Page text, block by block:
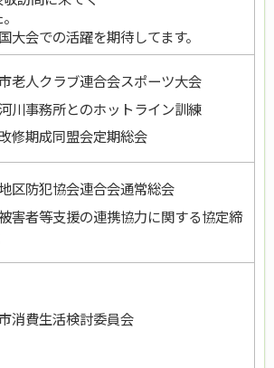
大会での活躍を期待してます。
老人クラブ連合会スポーツ大会
川事務所とのホットライン訓練
修期成同盟会定期総会
区防犯協会連合会通常総会
害者等支援の連携協力に関する協定締
消費生活検討委員会